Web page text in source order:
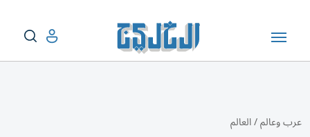
عرب وعالم/العالم